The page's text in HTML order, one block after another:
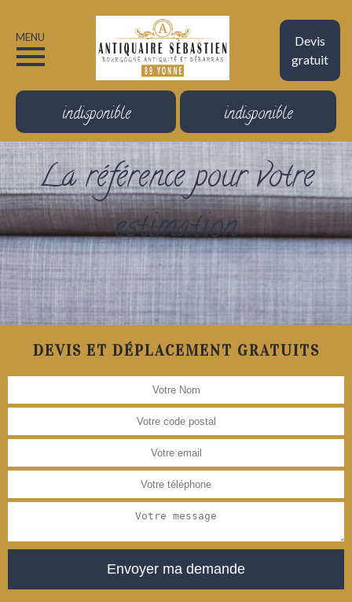
Devis
gratuit
MENU
indisponible indisponible
La référence pour votre
estimation
DEVIS ET DÉPLACEMENT GRATUITS